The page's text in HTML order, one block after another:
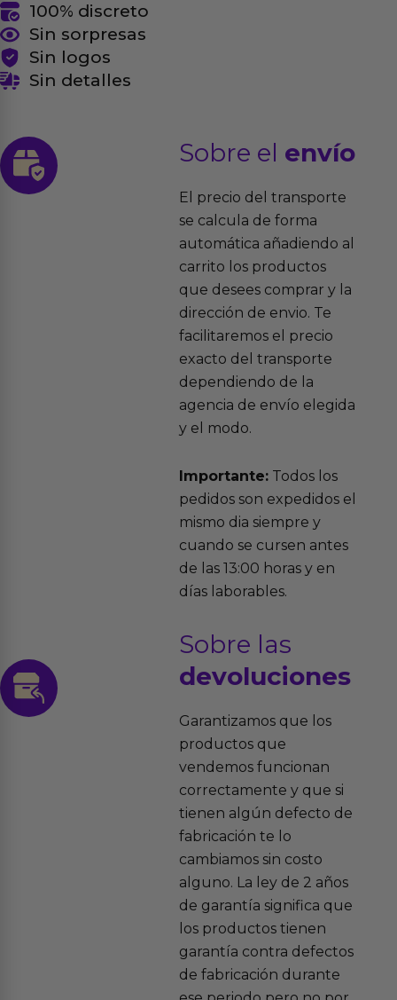
100% discreto
Sin sorpresas
Sin logos
Sin detalles
Sobre el envío
El precio del transporte
se calcula de forma
automática añadiendo al
carrito los productos
que desees comprar y la
dirección de envio. Te
facilitaremos el precio
exacto del transporte
dependiendo de la
agencia de envío elegida
y el modo.
Importante:Todos los
pedidos son expedidos el
mismo dia siempre y
cuando se cursen antes
de las 13:00 horas y en
días laborables.
Sobre las
devoluciones
Garantizamos que los
productos que
vendemos funcionan
correctamente y que si
tienen algún defecto de
fabricación te lo
cambiamos sin costo
alguno. La ley de 2 años
de garantía significa que
los productos tienen
garantía contra defectos
de fabricación durante